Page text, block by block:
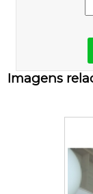
Imagens